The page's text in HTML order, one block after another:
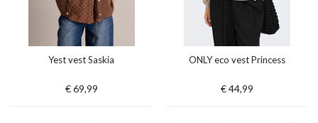
Yest vest Saskia
€ 69,99
ONLY eco vest Princess
€ 44,99